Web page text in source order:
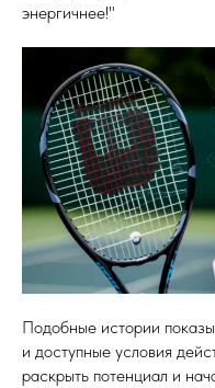
энергичнее!"
Подобные истории
и доступные условия
раскрыть потенциал и